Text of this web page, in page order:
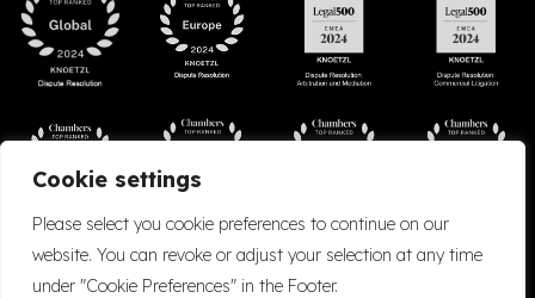
Cookie settings
Please select you cookie preferences to continue on our
website. You can revoke or adjust your selection at any time
under "Cookie Preferences" in the Footer.